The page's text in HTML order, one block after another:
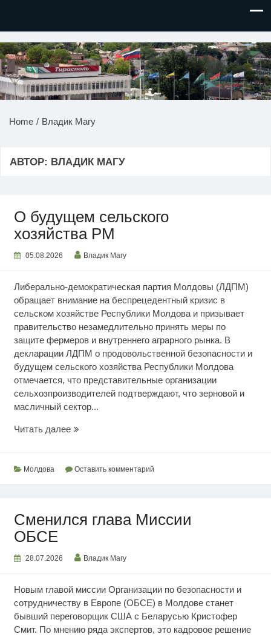
НОВОСТИ ПРИДНЕСТРОВЬЯ
Home Владик Магу
АВТОР: ВЛАДИК МАГУ
О будущем сельского
хозяйства РМ
05.08.2026 Владик Магу
Либерально-демократическая партия Молдовы (ЛДПМ)
обращает внимание на беспрецедентный кризис в
сельском хозяйстве Республики Молдова и призывает
правительство незамедлительно принять меры по
защите фермеров и внутреннего аграрного рынка. В
декларации ЛДПМ о продовольственной безопасности и
будущем сельского хозяйства Республики Молдова
отмечается, что представительные организации
сельхозпроизводителей подтверждают, что зерновой и
масличный сектор...
Читать далееО
хозяйства
Молдова Оставить комментарий
Сменился глава Миссии
ОБСЕ
28.07.2026 Владик Магу
Новым главой миссии Организации по безопасности и
сотрудничеству в Европе (ОБСЕ) в Молдове станет
бывший переговорщик США с Беларусью Кристофер
Смит. По мнению ряда экспертов, это кадровое решение